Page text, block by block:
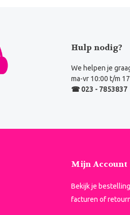
Hulp nodig?
We helpen je
ma-vr 10:00 t/m
☎ 023 - 7853837
Mijn Account
Bekijk je
facturen of